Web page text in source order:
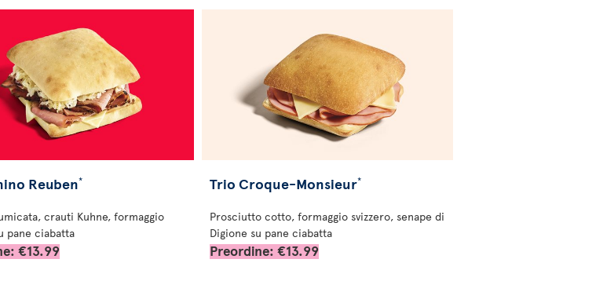
Reuben*
crauti Kuhne, formaggio
pane ciabatta
€13.99
Trio Croque-Monsieur*
Prosciutto cotto, formaggio svizzero, senape di
Digione su pane ciabatta
Preordine: €13.99